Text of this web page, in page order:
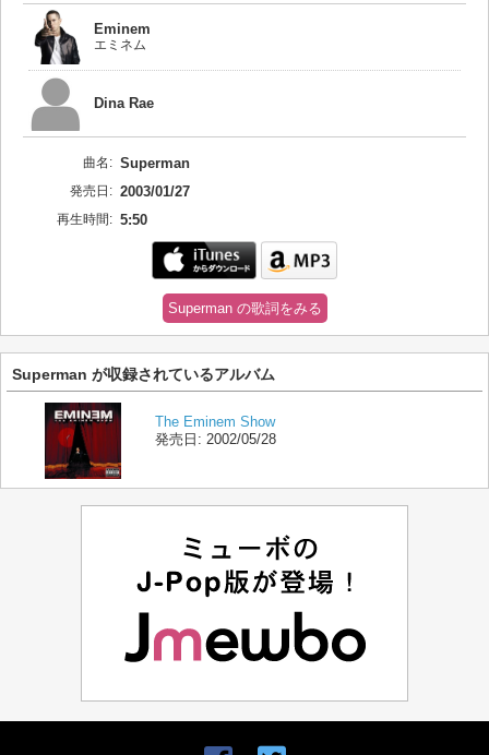
Eminem
エミネム
Dina Rae
曲名: Superman
発売日: 2003/01/27
再生時間: 5:50
Superman の歌詞をみる
Superman が収録されているアルバム
The Eminem Show
発売日: 2002/05/28